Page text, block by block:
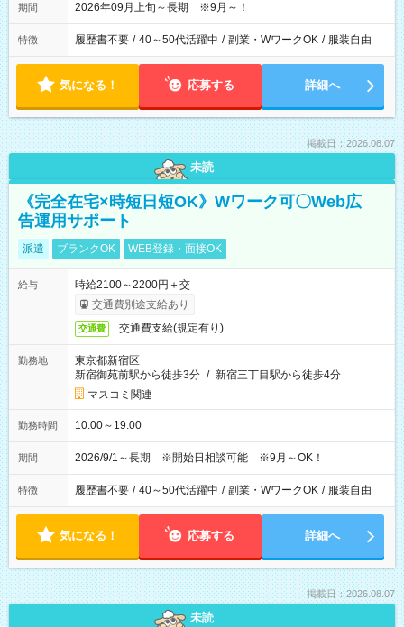
期間 2026年09月上旬～長期 ※9月～！
特徴 履歴書不要 / 40～50代活躍中 / 副業・WワークOK / 服装自由
気になる！ 応募する 詳細へ
掲載日：2026.08.07
未読
《完全在宅×時短日短OK》Wワーク可〇Web広
告運用サポート
派遣 ブランクOK WEB登録・面接OK
給与
時給2100～2200円＋交
交通費別途支給あり
交通費 交通費支給(規定有り)
勤務地
東京都新宿区
新宿御苑前駅から徒歩3分 / 新宿三丁目駅から徒歩4分
マスコミ関連
勤務時間 10:00～19:00
期間 2026/9/1～長期 ※開始日相談可能 ※9月～OK！
特徴 履歴書不要 / 40～50代活躍中 / 副業・WワークOK / 服装自由
気になる！ 応募する 詳細へ
掲載日：2026.08.07
未読